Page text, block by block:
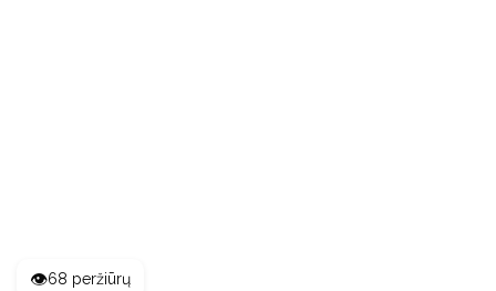
👁️68 peržiūrų